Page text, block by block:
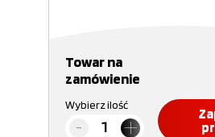
Towar na
zamówienie
Wybierz ilość